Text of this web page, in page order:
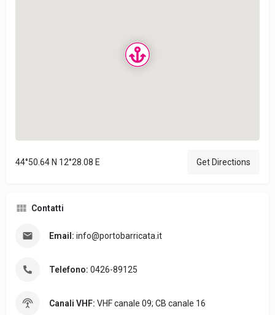
44°50.64 N 12°28.08 E Get Directions
Contatti
Email: info@portobarricata.it
Telefono: 0426-89125
Canali VHF: VHF canale 09; CB canale 16